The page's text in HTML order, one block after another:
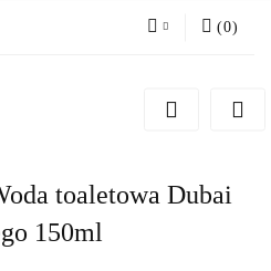
Zarejestruj się
(0)
toaletowa Dubai
150ml